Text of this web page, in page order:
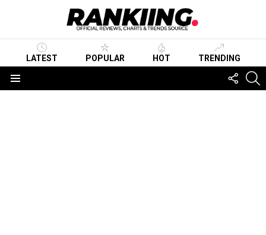
LATEST POPULAR HOT TRENDING
US